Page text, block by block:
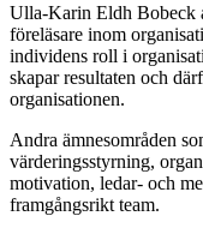
Ulla-Karin Eldh Bobeck
föreläsare inom
individens roll i
skapar resultaten och
organisationen.
Andra ämnesområden
värderingsstyrning,
motivation, ledar- och
framgångsrikt team.